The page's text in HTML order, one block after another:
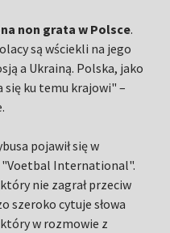
non grata w Polsce.
są wściekli na jego
a Ukrainą. Polska, jako
się ku temu krajowi" –
pojawił się w
International".
nie zagrał przeciw
szeroko cytuje słowa
w rozmowie z